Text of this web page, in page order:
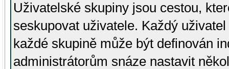
Uživatelské skupiny jsou cestou,
seskupovat uživatele. Každý
každé skupině může být definován
administrátorům snáze nastavit